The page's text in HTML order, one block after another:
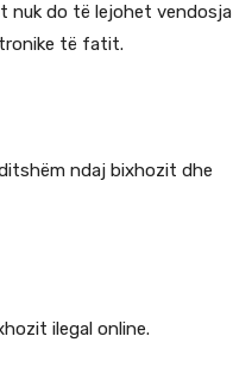
nuk do të lejohet vendosja
të fatit.
ndaj bixhozit dhe
ilegal online.